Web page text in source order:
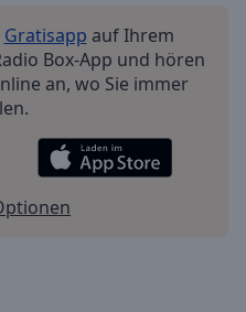
Gratisapp auf Ihrem
Box-App und hören
an, wo Sie immer